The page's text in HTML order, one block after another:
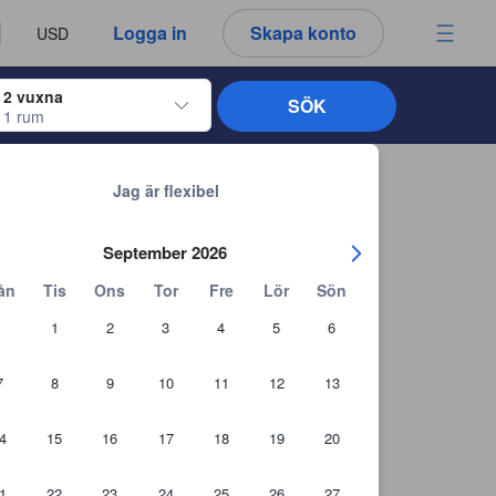
USD Logga in Skapa konto
välja
2 vuxna
1 rum
för att navigera genom in- och utcheckningsdatumen. När du
Jag är flexibel
September 2026
Tis Ons Tor Fre Lör Sön
1 2 3 4 5 6
8 9 10 11 12 13
15 16 17 18 19 20
SÖK
du ser är därför alltid autentiska.